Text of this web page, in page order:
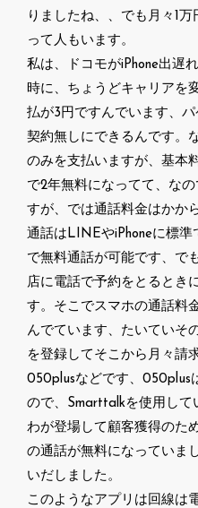
りましたね、、でも月々1
って人もいます。
私は、ドコモがiPhone出遅
時に、ちょうどキャリアを
払が3円ですんでいます、
契約無しにできるんです。
のみを支払いますが、基本
で2年無料になってて、な
すが、では通話料金はかか
通話はLINEやiPhoneに標準
で無料通話が可能です、で
店に電話で予約をとるとき
す。そこでスマホの通話料
んでています、たいていそ
を登録してそこから月々請
050plusなどです、050plus
ので、Smarttalkを使用して
わが登場して顧客獲得のた
の通話が無料になっていま
いだしました。
このようなアプリは回線は